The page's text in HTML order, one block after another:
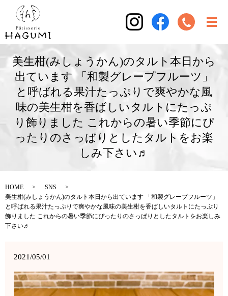
美生柑(みしょうかん)のタルト本日から
出ています 「和製グレープフルーツ」
と呼ばれる果汁たっぷりで爽やかな風
味の美生柑を香ばしいタルトにたっぷ
り飾りました これからの暑い季節にぴ
ったりのさっぱりとしたタルトをお楽
しみ下さい♬
HOME
SNS
美生柑(みしょうかん)のタルト本日から出ています 「和製グレープフルーツ」
と呼ばれる果汁たっぷりで爽やかな風味の美生柑を香ばしいタルトにたっぷり
飾りました これからの暑い季節にぴったりのさっぱりとしたタルトをお楽しみ
下さい♬
2021/05/01